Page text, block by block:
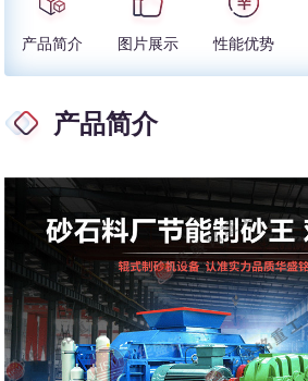
产品简介 图片展示 性能优势
产品简介